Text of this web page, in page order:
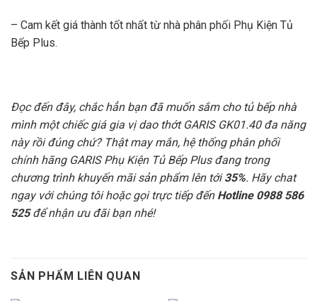
– Cam kết giá thành tốt nhất từ nhà phân phối Phụ Kiện Tủ
Bếp Plus.
Đọc đến đây, chắc hẳn bạn đã muốn sắm cho tủ bếp nhà
mình một chiếc giá gia vị dao thớt GARIS GK01.40 đa năng
này rồi đúng chứ? Thật may mắn, hệ thống phân phối
chính hãng GARIS Phụ Kiện Tủ Bếp Plus đang trong
chương trình khuyến mãi sản phẩm lên tới35%. Hãy chat
ngay với chúng tôi hoặc gọi trực tiếp đến Hotline 0988 586
525để nhận ưu đãi bạn nhé!
SẢN PHẨM LIÊN QUAN